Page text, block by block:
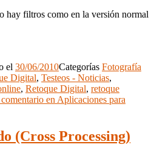
hay filtros como en la versión normal
el 30/06/2010Categorías Fotografía
Digital, Testeos - Noticias,
, Retoque Digital, retoque
en Aplicaciones para
(Cross Processing)